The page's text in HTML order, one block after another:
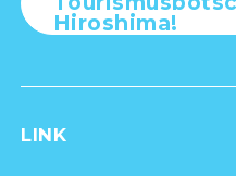
Hiroshima!
LINK